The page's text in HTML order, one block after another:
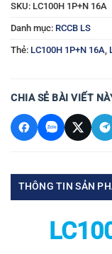
SKU: LC100H 1P+N 16A
Danh mục: RCCB LS
Thẻ: LC100H 1P+N 16A,
CHIA SẺ BÀI VIẾT
THÔNG TIN SẢN